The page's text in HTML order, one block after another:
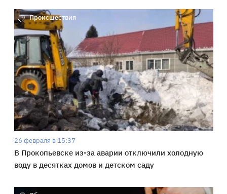
Происшествия
26 февраля в 15:37
В Прокопьевске из-за аварии отключили холодную
воду в десятках домов и детском саду